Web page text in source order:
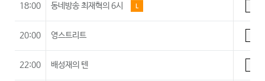
18:00 동네방송 최재혁의 6시 L
20:00 영스트리트
22:00 배성재의 텐